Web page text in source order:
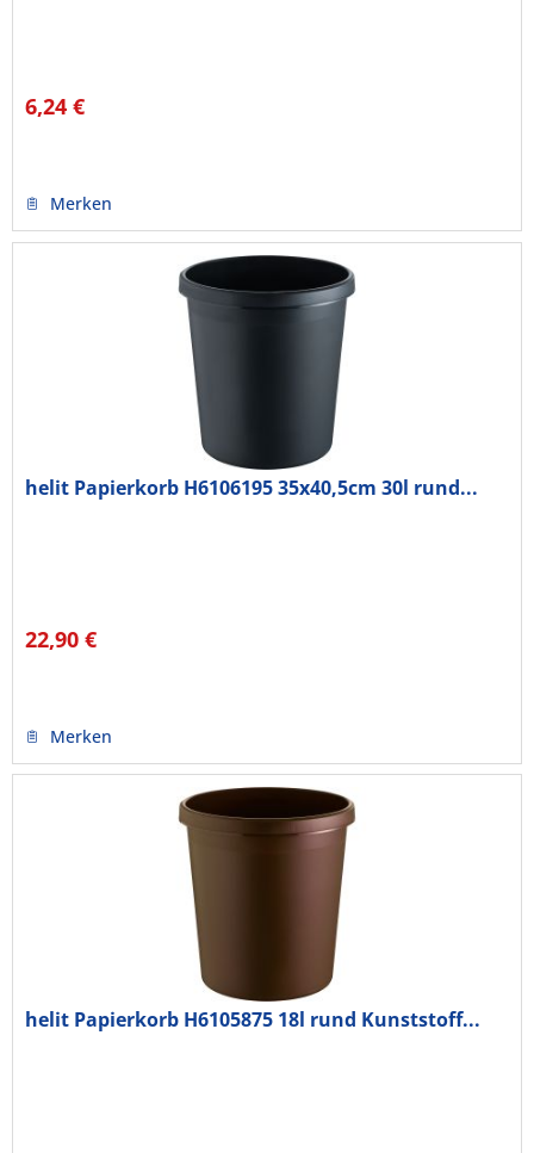
6,24 €
Merken
helit Papierkorb H6106195 35x40,5cm 30l rund...
22,90 €
Merken
helit Papierkorb H6105875 18l rund Kunststoff...